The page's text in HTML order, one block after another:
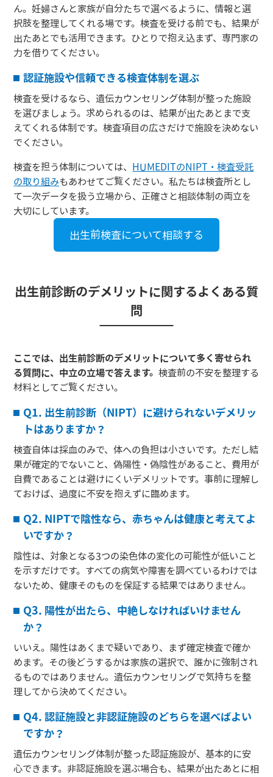
ん。妊婦さんと家族が自分たちで選べるように、情報と選
択肢を整理してくれる場です。検査を受ける前でも、結果が
出たあとでも活用できます。ひとりで抱え込まず、専門家の
力を借りてください。
認証施設や信頼できる検査体制を選ぶ
検査を受けるなら、遺伝カウンセリング体制が整った施設
を選びましょう。求められるのは、結果が出たあとまで支
えてくれる体制です。検査項目の広さだけで施設を決めない
でください。
検査を担う体制については、
HUMEDITのNIPT・検査受託
の取り組みもあわせてご覧ください。私たちは検査所とし
て一次データを扱う立場から、正確さと相談体制の両立を
大切にしています。
出生前検査について相談する
出生前診断のデメリットに関するよくある質
問
ここでは、出生前診断のデメリットについて多く寄せられ
る質問に、中立の立場で答えます。検査前の不安を整理する
材料としてご覧ください。
Q1. 出生前診断（NIPT）に避けられないデメリッ
トはありますか？
検査自体は採血のみで、体への負担は小さいです。ただし結
果が確定的でないこと、偽陽性・偽陰性があること、費用が
自費であることは避けにくいデメリットです。事前に理解し
ておけば、過度に不安を抱えずに臨めます。
Q2. NIPTで陰性なら、赤ちゃんは健康と考えてよ
いですか？
陰性は、対象となる3つの染色体の変化の可能性が低いこと
を示すだけです。すべての病気や障害を調べているわけでは
ないため、健康そのものを保証する結果ではありません。
Q3. 陽性が出たら、中絶しなければいけません
か？
いいえ。陽性はあくまで疑いであり、まず確定検査で確か
めます。その後どうするかは家族の選択で、誰かに強制され
るものではありません。遺伝カウンセリングで気持ちを整
理してから決めてください。
Q4. 認証施設と非認証施設のどちらを選べばよい
ですか？
遺伝カウンセリング体制が整った認証施設が、基本的に安
心できます。非認証施設を選ぶ場合も、結果が出たあとに相